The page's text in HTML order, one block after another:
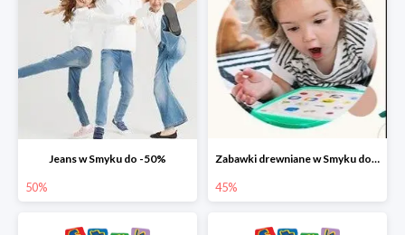
Jeans w Smyku do -50%
50%
Zabawki drewniane w Smyku do -45%
45%